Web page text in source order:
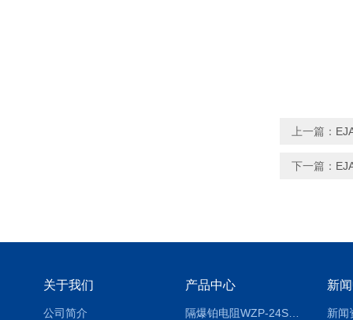
上一篇：
下一篇：
关于我们
公司简介
产品中心
隔爆铂电阻WZP-24SA隔爆铂电阻WZP-24SA/Pt100
新
新闻